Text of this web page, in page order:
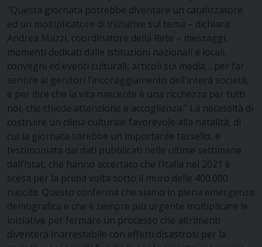
“Questa giornata potrebbe diventare un catalizzatore
ed un moltiplicatore di iniziative sul tema – dichiara
Andrea Mazzi, coordinatore della Rete – messaggi,
momenti dedicati dalle istituzioni nazionali e locali,
convegni ed eventi culturali, articoli sui media… per far
sentire ai genitori l’incoraggiamento dell’intera società,
e per dire che la vita nascente è una ricchezza per tutti
noi, che chiede attenzione e accoglienza.” La necessità di
costruire un clima culturale favorevole alla natalità, di
cui la giornata sarebbe un importante tassello, è
testimoniata dai dati pubblicati nelle ultime settimane
dall’Istat, che hanno accertato che l’Italia nel 2021 è
scesa per la prima volta sotto il muro delle ‪400.000‬
nascite. Questo conferma che siamo in piena emergenza
demografica e che è sempre più urgente moltiplicare le
iniziative per fermare un processo che altrimenti
diventerà inarrestabile con effetti disastrosi per la